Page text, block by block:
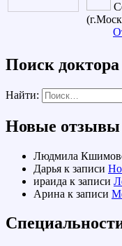
Поиск доктора
Найти:
Новые отзывы
Людмила
Дарья к записи
ираида к записи
Арина к записи